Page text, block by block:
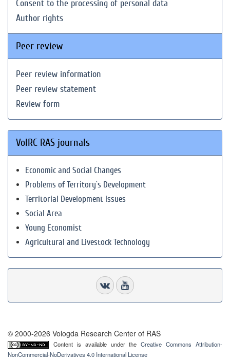
Consent to the processing of personal data
Author rights
Peer review
Peer review information
Peer review statement
Review form
VolRC RAS journals
Economic and Social Changes
Problems of Territory`s Development
Territorial Development Issues
Social Area
Young Economist
Agricultural and Livestock Technology
© 2000-2026 Vologda Research Center of RAS
Content is available under theCreative Commons Attribution-
NonCommercial-NoDerivatives 4.0 International License